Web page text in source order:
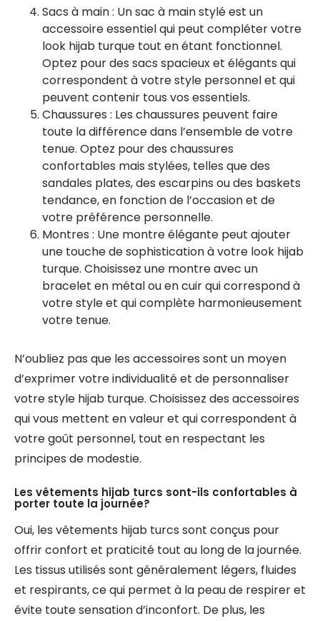
Sacs à main : Un sac à main stylé est un
accessoire essentiel qui peut compléter votre
look hijab turque tout en étant fonctionnel.
Optez pour des sacs spacieux et élégants qui
correspondent à votre style personnel et qui
peuvent contenir tous vos essentiels.
Chaussures : Les chaussures peuvent faire
toute la différence dans l’ensemble de votre
tenue. Optez pour des chaussures
confortables mais stylées, telles que des
sandales plates, des escarpins ou des baskets
tendance, en fonction de l’occasion et de
votre préférence personnelle.
Montres : Une montre élégante peut ajouter
une touche de sophistication à votre look hijab
turque. Choisissez une montre avec un
bracelet en métal ou en cuir qui correspond à
votre style et qui complète harmonieusement
votre tenue.
N’oubliez pas que les accessoires sont un moyen
d’exprimer votre individualité et de personnaliser
votre style hijab turque. Choisissez des accessoires
qui vous mettent en valeur et qui correspondent à
votre goût personnel, tout en respectant les
principes de modestie.
Les vêtements hijab turcs sont-ils confortables à
porter toute la journée?
Oui, les vêtements hijab turcs sont conçus pour
offrir confort et praticité tout au long de la journée.
Les tissus utilisés sont généralement légers, fluides
et respirants, ce qui permet à la peau de respirer et
évite toute sensation d’inconfort. De plus, les